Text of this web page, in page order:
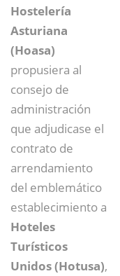
Hostelería
Asturiana
(Hoasa)
propusiera al
consejo de
administración
que adjudicase el
contrato de
arrendamiento
del emblemático
establecimiento a
Hoteles
Turísticos
Unidos (Hotusa),